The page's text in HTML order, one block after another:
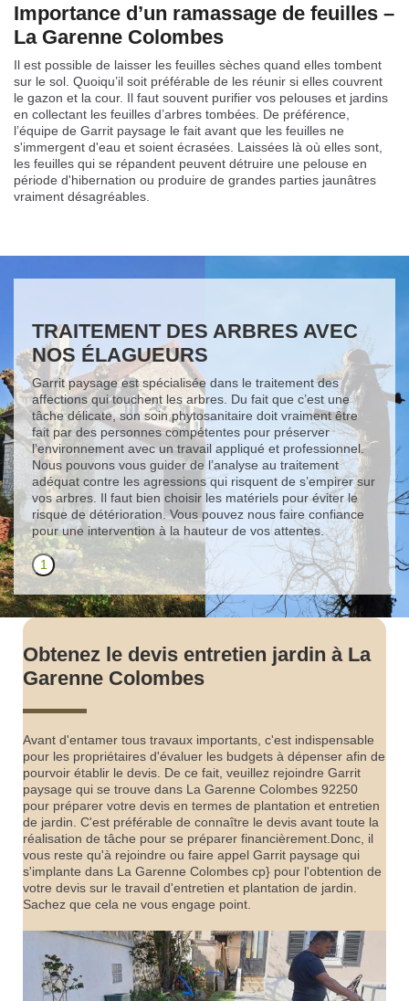
Importance d’un ramassage de feuilles –
La Garenne Colombes
Il est possible de laisser les feuilles sèches quand elles tombent
sur le sol. Quoiqu’il soit préférable de les réunir si elles couvrent
le gazon et la cour. Il faut souvent purifier vos pelouses et jardins
en collectant les feuilles d’arbres tombées. De préférence,
l’équipe de Garrit paysage le fait avant que les feuilles ne
s'immergent d'eau et soient écrasées. Laissées là où elles sont,
les feuilles qui se répandent peuvent détruire une pelouse en
période d'hibernation ou produire de grandes parties jaunâtres
vraiment désagréables.
TRAITEMENT DES ARBRES AVEC
NOS ÉLAGUEURS
Garrit paysage est spécialisée dans le traitement des
affections qui touchent les arbres. Du fait que c’est une
tâche délicate, son soin phytosanitaire doit vraiment être
fait par des personnes compétentes pour préserver
l’environnement avec un travail appliqué et professionnel.
Nous pouvons vous guider de l’analyse au traitement
adéquat contre les agressions qui risquent de s’empirer sur
vos arbres. Il faut bien choisir les matériels pour éviter le
risque de détérioration. Vous pouvez nous faire confiance
pour une intervention à la hauteur de vos attentes.
1
Obtenez le devis entretien jardin à La
Garenne Colombes
Avant d'entamer tous travaux importants, c'est indispensable
pour les propriétaires d'évaluer les budgets à dépenser afin de
pourvoir établir le devis. De ce fait, veuillez rejoindre Garrit
paysage qui se trouve dans La Garenne Colombes 92250
pour préparer votre devis en termes de plantation et entretien
de jardin. C'est préférable de connaître le devis avant toute la
réalisation de tâche pour se préparer financièrement.Donc, il
vous reste qu'à rejoindre ou faire appel Garrit paysage qui
s'implante dans La Garenne Colombes cp} pour l'obtention de
votre devis sur le travail d'entretien et plantation de jardin.
Sachez que cela ne vous engage point.